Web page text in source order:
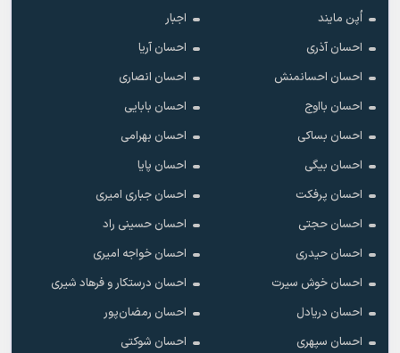
اُپن مایند
اجبار
احسان آذری
احسان آریا
احسان احسانمنش
احسان انصاری
احسان بااوج
احسان بابایی
احسان بساکی
احسان بهرامی
احسان بیگی
احسان پایا
احسان پرفکت
احسان جباری امیری
احسان حجتی
احسان حسینی راد
احسان حیدری
احسان خواجه امیری
احسان خوش سیرت
احسان درستکار و فرهاد شیرى
احسان دریادل
احسان رمضان‌پور
احسان سپهری
احسان شوکتی